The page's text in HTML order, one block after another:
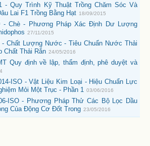
- Quy Trình Kỹ Thuật Trồng Chăm Sóc Và
Lai F1 Trồng Bằng Hạt 18/09/2015
- Chè - Phương Pháp Xác Định Dư Lượng
27/11/2015
- Chất Lượng Nước - Tiêu Chuẩn Nước Thải
Chất Thải Rắn 24/05/2016
Quy định về lập, thẩm định, phê duyệt và
ISO - Vật Liệu Kim Loại - Hiệu Chuẩn Lực
Mỏi Một Trục - Phần 1
03/06/2016
ISO - Phương Pháp Thử Các Bộ Lọc Dầu
Của Động Cơ Đốt Trong 23/05/2016